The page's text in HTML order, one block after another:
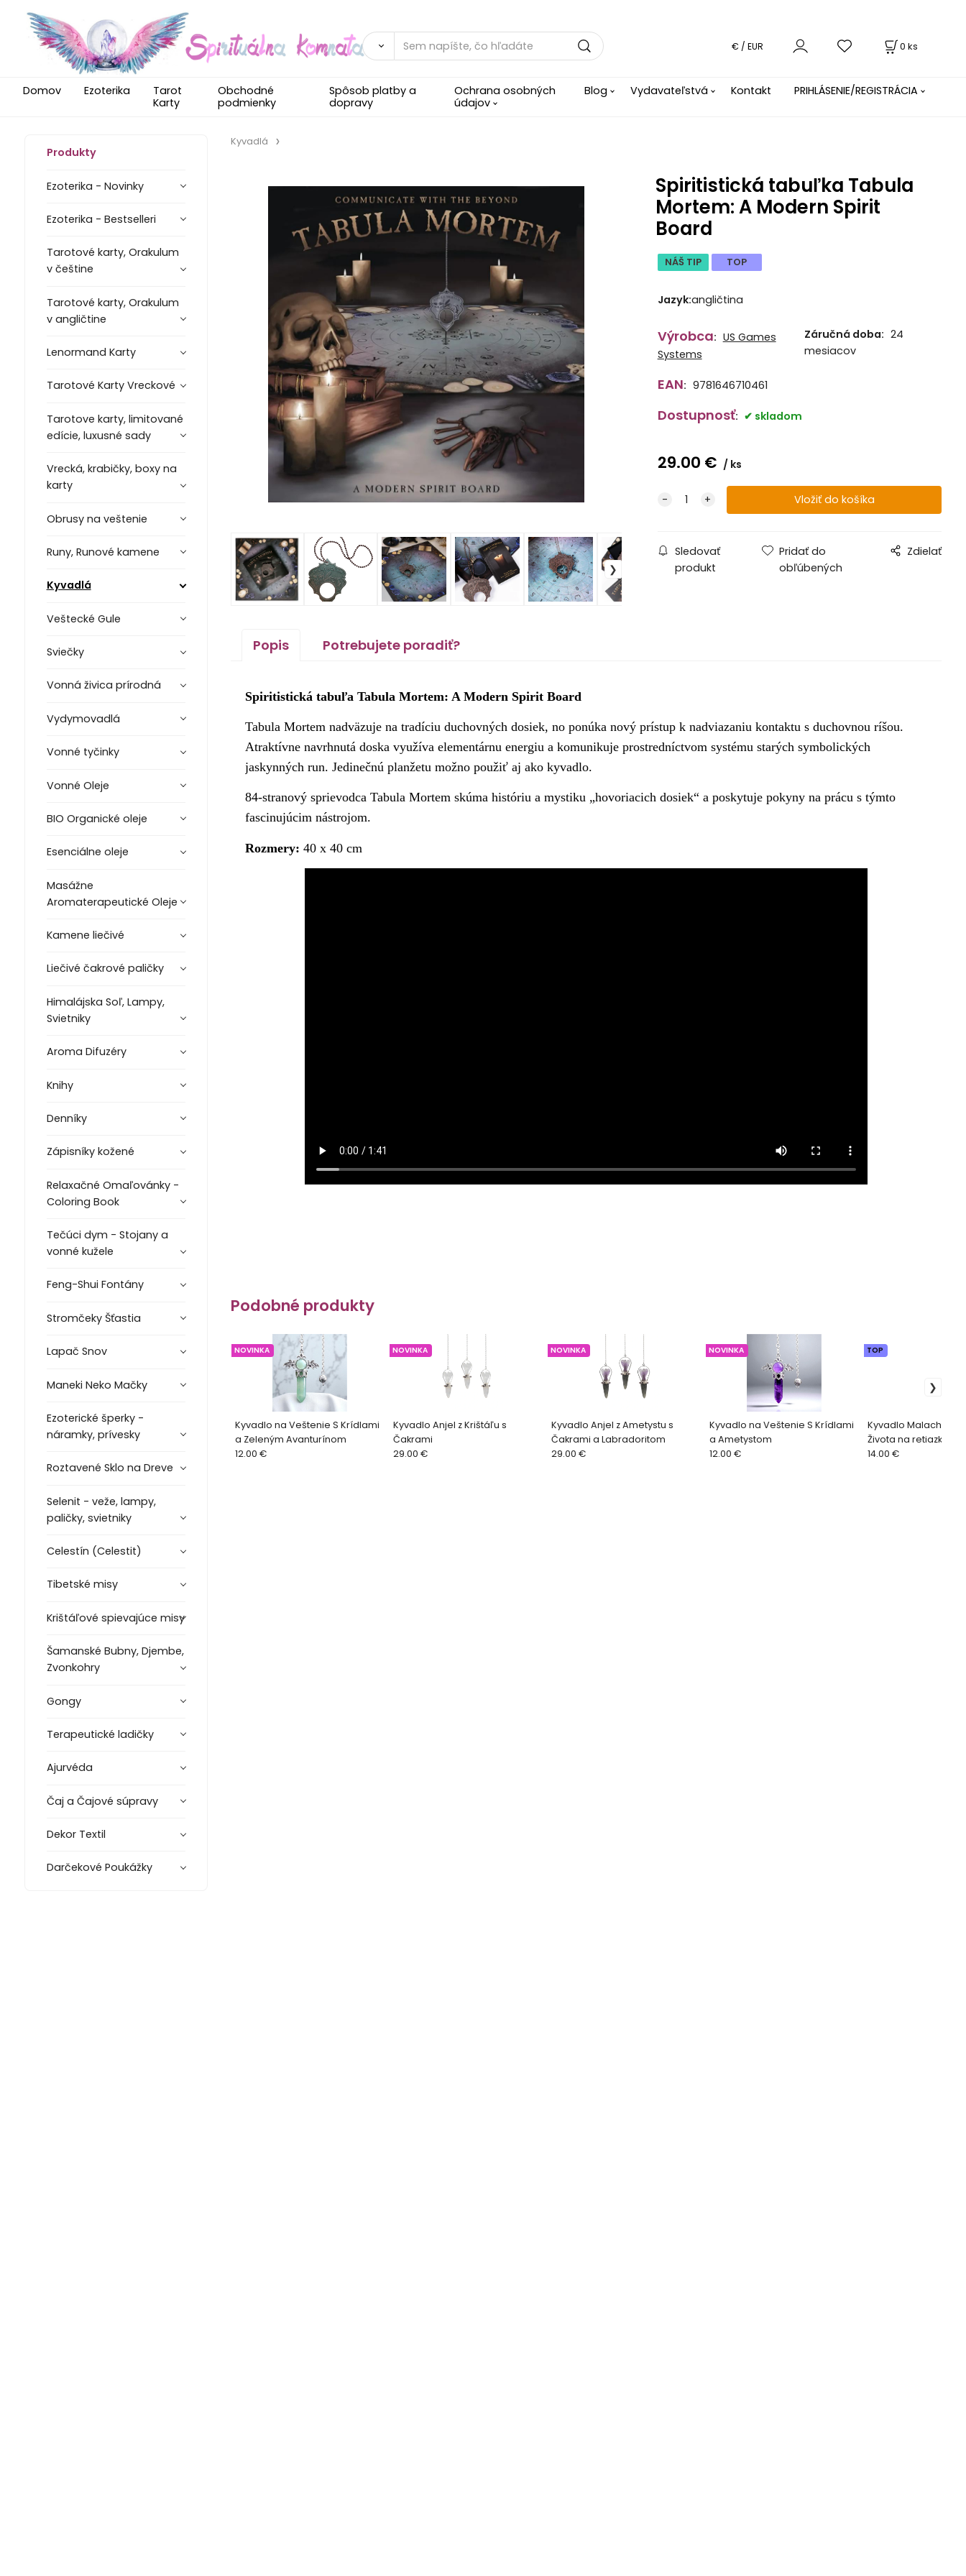
0 ks
€ / EUR
Domov Ezoterika
Tarot
Karty
Obchodné
podmienky
Spôsob platby a
dopravy
Ochrana osobných
údajov
Blog Vydavateľstvá Kontakt PRIHLÁSENIE/REGISTRÁCIA
Produkty
Ezoterika - Novinky
Ezoterika - Bestselleri
Tarotové karty, Orakulum
v češtine
Tarotové karty, Orakulum
v angličtine
Lenormand Karty
Tarotové Karty Vreckové
Tarotove karty, limitované
edície, luxusné sady
Vrecká, krabičky, boxy na
karty
Obrusy na veštenie
Runy, Runové kamene
Kyvadlá
Veštecké Gule
Sviečky
Vonná živica prírodná
Vydymovadlá
Vonné tyčinky
Vonné Oleje
BIO Organické oleje
Esenciálne oleje
Masážne
Aromaterapeutické Oleje
Kamene liečivé
Liečivé čakrové paličky
Himalájska Soľ, Lampy,
Svietniky
Aroma Difuzéry
Knihy
Denníky
Zápisníky kožené
Relaxačné Omaľovánky -
Coloring Book
Tečúci dym - Stojany a
vonné kužele
Feng-Shui Fontány
Stromčeky Šťastia
Lapač Snov
Maneki Neko Mačky
Ezoterické šperky -
náramky, prívesky
Roztavené Sklo na Dreve
Selenit - veže, lampy,
paličky, svietniky
Celestín (Celestit)
Tibetské misy
Krištáľové spievajúce misy
Šamanské Bubny, Djembe,
Zvonkohry
Gongy
Terapeutické ladičky
Ajurvéda
Čaj a Čajové súpravy
Dekor Textil
Darčekové Poukážky
Kyvadlá
Spiritistická tabuľka Tabula
Mortem: A Modern Spirit
Board
NÁŠ TIP TOP
Jazyk:angličtina
Výrobca: US Games
Systems
Záručná doba: 24
mesiacov
EAN: 9781646710461
Dostupnosť: skladom
29.00 € ks
Sledovať
produkt
Pridať do
obľúbených
Zdielať
Popis Potrebujete poradiť?
Spiritistická tabuľa Tabula Mortem: A Modern Spirit Board
Tabula Mortem nadväzuje na tradíciu duchovných dosiek, no ponúka nový prístup k nadviazaniu kontaktu s duchovnou ríšou.
Atraktívne navrhnutá doska využíva elementárnu energiu a komunikuje prostredníctvom systému starých symbolických
jaskynných run. Jedinečnú planžetu možno použiť aj ako kyvadlo.
84-stranový sprievodca Tabula Mortem skúma históriu a mystiku „hovoriacich dosiek“ a poskytuje pokyny na prácu s týmto
fascinujúcim nástrojom.
Rozmery: 40 x 40 cm
Podobné produkty
Kyvadlo na Veštenie S Krídlami
a Zeleným Avanturínom
NOVINKA
12.00 €
Kyvadlo Anjel z Krištáľu s
Čakrami
NOVINKA
29.00 €
Kyvadlo Anjel z Ametystu s
Čakrami a Labradoritom
NOVINKA
29.00 €
Kyvadlo na Veštenie S Krídlami
a Ametystom
NOVINKA
12.00 €
Kyvadlo Malachit so
Života na retiazke
TOP
14.00 €